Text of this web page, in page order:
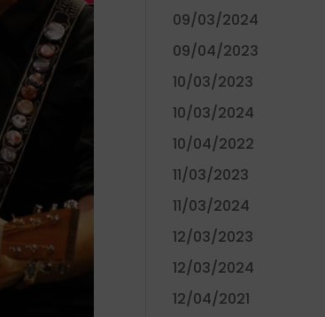
09/03/2024
09/04/2023
10/03/2023
10/03/2024
10/04/2022
11/03/2023
11/03/2024
12/03/2023
12/03/2024
12/04/2021